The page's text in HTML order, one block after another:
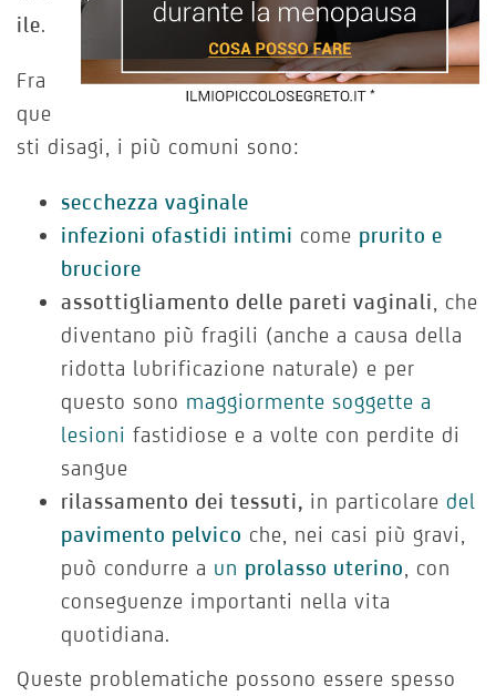
ile.
Fra
que
sti disagi, i più comuni sono:
secchezza vaginale
infezioni ofastidi intimi come prurito e
bruciore
assottigliamento delle pareti vaginali , che
diventano più fragili (anche a causa della
ridotta lubrificazione naturale) e per
questo sono maggiormente soggette a
lesioni fastidiose e a volte con perdite di
sangue
rilassamento dei tessuti, in particolare del
pavimento pelvico che, nei casi più gravi,
può condurre a un prolasso uterino , con
conseguenze importanti nella vita
quotidiana.
Queste problematiche possono essere spesso